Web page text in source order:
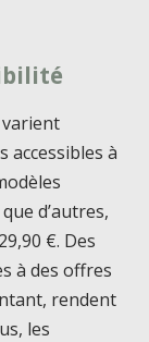
varient
accessibles à
d’autres,
€. Des
à des offres
rendent
les